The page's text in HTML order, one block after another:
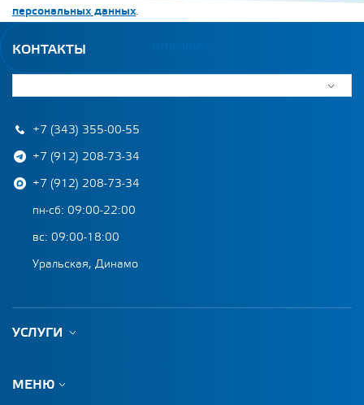
персональных данных.
КОНТАКТЫ
+7 (343) 355-00-55
+7 (912) 208-73-34
+7 (912) 208-73-34
пн-сб: 09:00-22:00
вс: 09:00-18:00
Уральская, Динамо
УСЛУГИ
МЕНЮ